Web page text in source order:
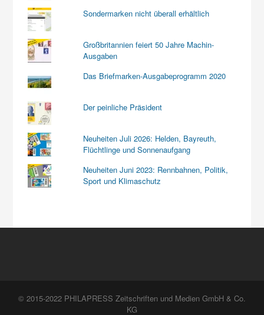
Sondermarken nicht überall erhältlich
Großbritannien feiert 50 Jahre Machin-
Ausgaben
Das Briefmarken-Ausgabeprogramm 2020
Der peinliche Präsident
Neuheiten Juli 2026: Helden, Bayreuth,
Flüchtlinge und Sonnenaufgang
Neuheiten Juni 2023: Rennbahnen, Politik,
Sport und Klimaschutz
© 2015-2022 PHILAPRESS Zeitschriften und Medien GmbH & Co.
KG